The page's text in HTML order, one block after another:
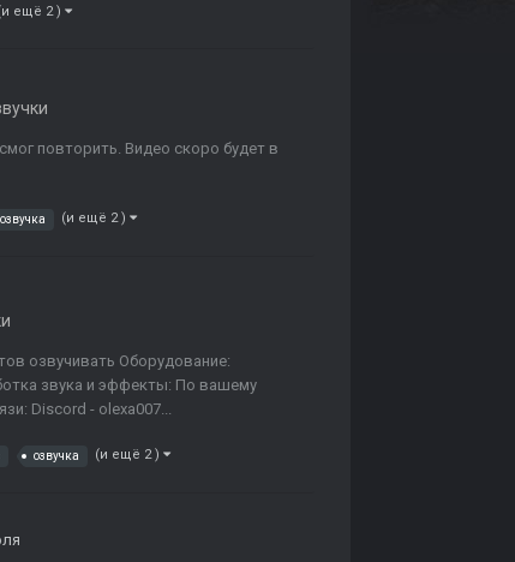
ещё 2 )
повторить. Видео скоро будет в
озвучка (и ещё 2 )
озвучивать Оборудование:
звука и эффекты: По вашему
Discord - olexa007...
озвучка (и ещё 2 )